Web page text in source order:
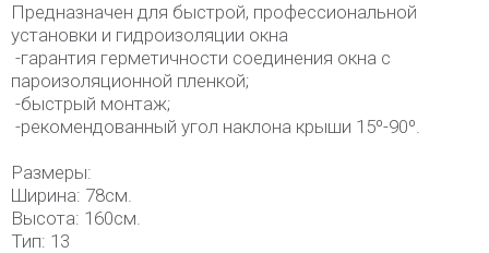
Предназначен для быстрой, профессиональной
установки и гидроизоляции окна
-гарантия герметичности соединения окна с
пароизоляционной пленкой;
-быстрый монтаж;
-рекомендованный угол наклона крыши 15º-90º.
Размеры:
Ширина: 78см.
Высота: 160см.
Тип: 13